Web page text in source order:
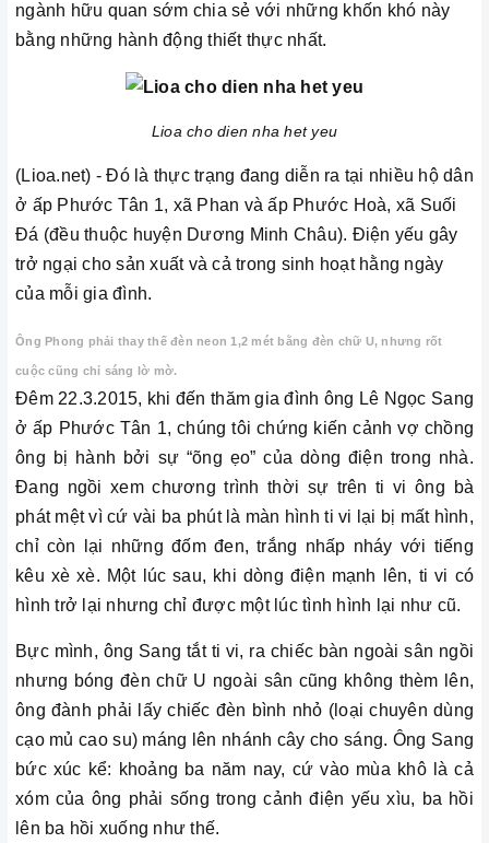
ngành hữu quan sớm chia sẻ với những khốn khó này
bằng những hành động thiết thực nhất.
Lioa cho dien nha het yeu
(Lioa.net) - Đó là thực trạng đang diễn ra tại nhiều hộ dân
ở ấp Phước Tân 1, xã Phan và ấp Phước Hoà, xã Suối
Đá (đều thuộc huyện Dương Minh Châu). Điện yếu gây
trở ngại cho sản xuất và cả trong sinh hoạt hằng ngày
của mỗi gia đình.
Ông Phong phải thay thế đèn neon 1,2 mét bằng đèn chữ U, nhưng rốt
cuộc cũng chỉ sáng lờ mờ.
Đêm 22.3.2015, khi đến thăm gia đình ông Lê Ngọc Sang
ở ấp Phước Tân 1, chúng tôi chứng kiến cảnh vợ chồng
ông bị hành bởi sự “õng ẹo” của dòng điện trong nhà.
Đang ngồi xem chương trình thời sự trên ti vi ông bà
phát mệt vì cứ vài ba phút là màn hình ti vi lại bị mất hình,
chỉ còn lại những đốm đen, trắng nhấp nháy với tiếng
kêu xè xè. Một lúc sau, khi dòng điện mạnh lên, ti vi có
hình trở lại nhưng chỉ được một lúc tình hình lại như cũ.
Bực mình, ông Sang tắt ti vi, ra chiếc bàn ngoài sân ngồi
nhưng bóng đèn chữ U ngoài sân cũng không thèm lên,
ông đành phải lấy chiếc đèn bình nhỏ (loại chuyên dùng
cạo mủ cao su) máng lên nhánh cây cho sáng. Ông Sang
bức xúc kể: khoảng ba năm nay, cứ vào mùa khô là cả
xóm của ông phải sống trong cảnh điện yếu xìu, ba hồi
lên ba hồi xuống như thế.